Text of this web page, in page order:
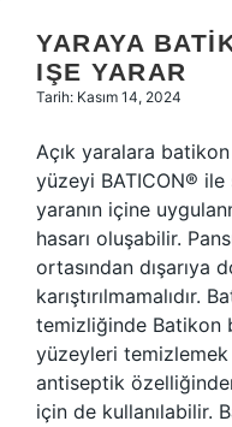
YARAYA
IŞE YARAR
Tarih: Kasım 14, 2024
Açık yaralara batikon
yüzeyi BATICON®
yaranın içine
hasarı oluşabilir.
ortasından dışarıya
karıştırılmamalıdır.
temizliğinde Batikon
yüzeyleri temizlemek
antiseptik
için de kullanılabilir.